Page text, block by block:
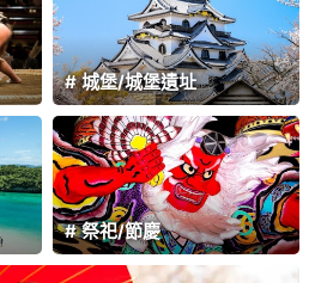
城堡/城堡遺址
祭祀/節慶